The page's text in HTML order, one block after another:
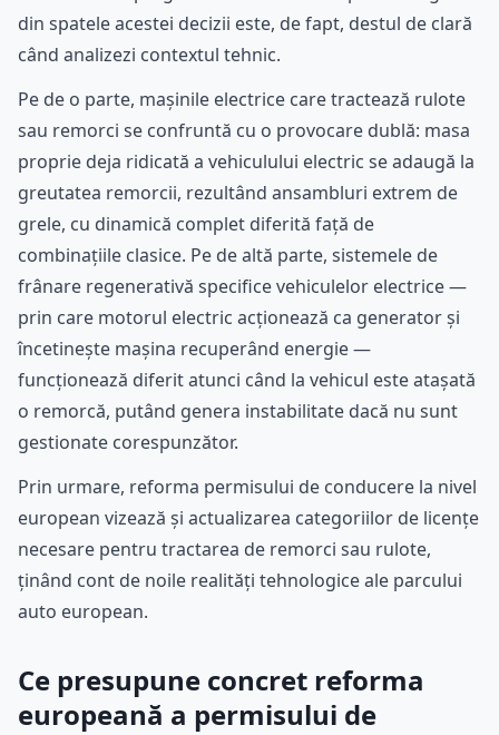
din spatele acestei decizii este, de fapt, destul de clară
când analizezi contextul tehnic.
Pe de o parte, mașinile electrice care tractează rulote
sau remorci se confruntă cu o provocare dublă: masa
proprie deja ridicată a vehiculului electric se adaugă la
greutatea remorcii, rezultând ansambluri extrem de
grele, cu dinamică complet diferită față de
combinațiile clasice. Pe de altă parte, sistemele de
frânare regenerativă specifice vehiculelor electrice —
prin care motorul electric acționează ca generator și
încetinește mașina recuperând energie —
funcționează diferit atunci când la vehicul este atașată
o remorcă, putând genera instabilitate dacă nu sunt
gestionate corespunzător.
Prin urmare, reforma permisului de conducere la nivel
european vizează și actualizarea categoriilor de licențe
necesare pentru tractarea de remorci sau rulote,
ținând cont de noile realități tehnologice ale parcului
auto european.
Ce presupune concret reforma
europeană a permisului de